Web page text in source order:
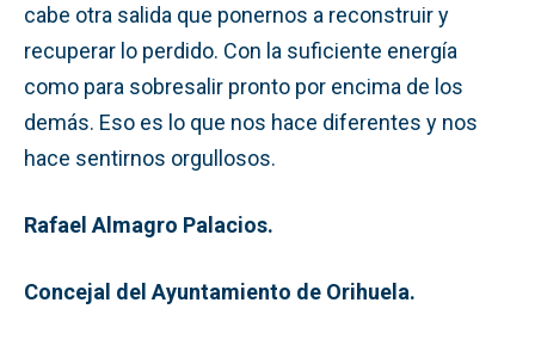
cabe otra salida que ponernos a reconstruir y
recuperar lo perdido. Con la suficiente energía
como para sobresalir pronto por encima de los
demás. Eso es lo que nos hace diferentes y nos
hace sentirnos orgullosos.
Rafael Almagro Palacios.
Concejal del Ayuntamiento de Orihuela.